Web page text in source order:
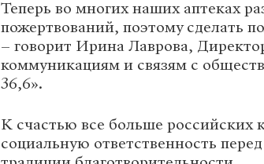
Теперь во многих наших аптеках
пожертвований, поэтому сделать
– говорит Ирина Лаврова,
коммуникациям и связям с
36,6».
К счастью все больше
социальную ответственность